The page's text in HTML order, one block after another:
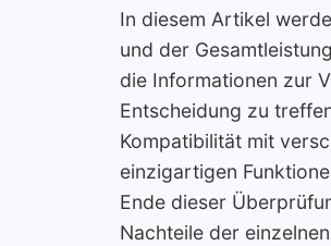
In diesem Artikel
und der
die Informationen zur
Entscheidung zu
Kompatibilität mit
einzigartigen
Ende dieser
Nachteile der